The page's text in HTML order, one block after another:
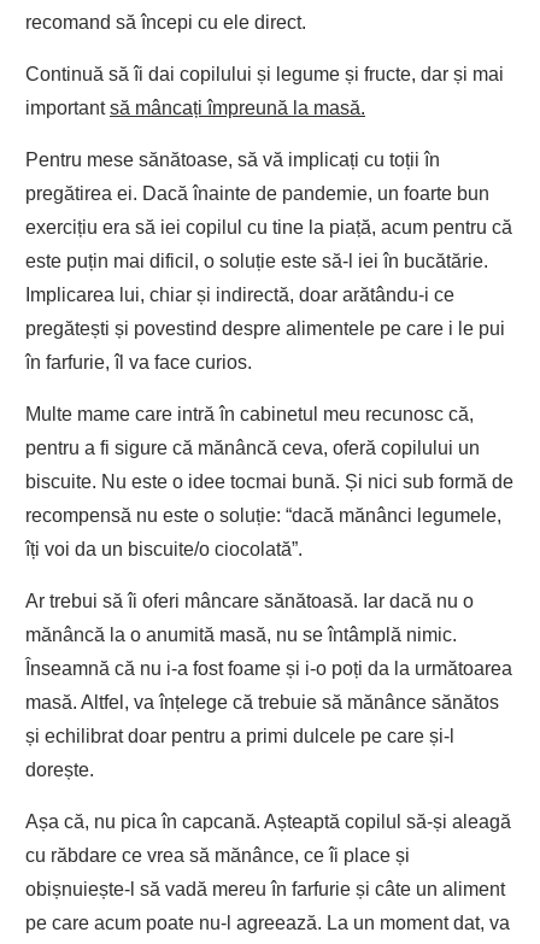
recomand să începi cu ele direct.
Continuă să îi dai copilului și legume și fructe, dar și mai
importantsă mâncați împreună la masă.
Pentru mese sănătoase, să vă implicați cu toții în
pregătirea ei. Dacă înainte de pandemie, un foarte bun
exercițiu era să iei copilul cu tine la piață, acum pentru că
este puțin mai dificil, o soluție este să-l iei în bucătărie.
Implicarea lui, chiar și indirectă, doar arătându-i ce
pregătești și povestind despre alimentele pe care i le pui
în farfurie, îl va face curios.
Multe mame care intră în cabinetul meu recunosc că,
pentru a fi sigure că mănâncă ceva, oferă copilului un
biscuite. Nu este o idee tocmai bună. Și nici sub formă de
recompensă nu este o soluție: “dacă mănânci legumele,
îți voi da un biscuite/o ciocolată”.
Ar trebui să îi oferi mâncare sănătoasă. Iar dacă nu o
mănâncă la o anumită masă, nu se întâmplă nimic.
Înseamnă că nu i-a fost foame și i-o poți da la următoarea
masă. Altfel, va înțelege că trebuie să mănânce sănătos
și echilibrat doar pentru a primi dulcele pe care și-l
dorește.
Așa că, nu pica în capcană. Așteaptă copilul să-și aleagă
cu răbdare ce vrea să mănânce, ce îi place și
obișnuiește-l să vadă mereu în farfurie și câte un aliment
pe care acum poate nu-l agreează. La un moment dat, va